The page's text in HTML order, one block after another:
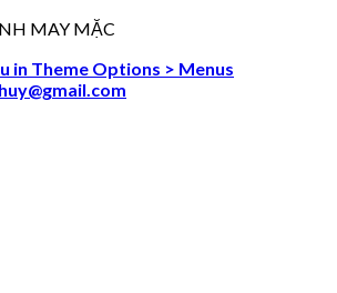
MAY MẶC
in Theme Options > Menus